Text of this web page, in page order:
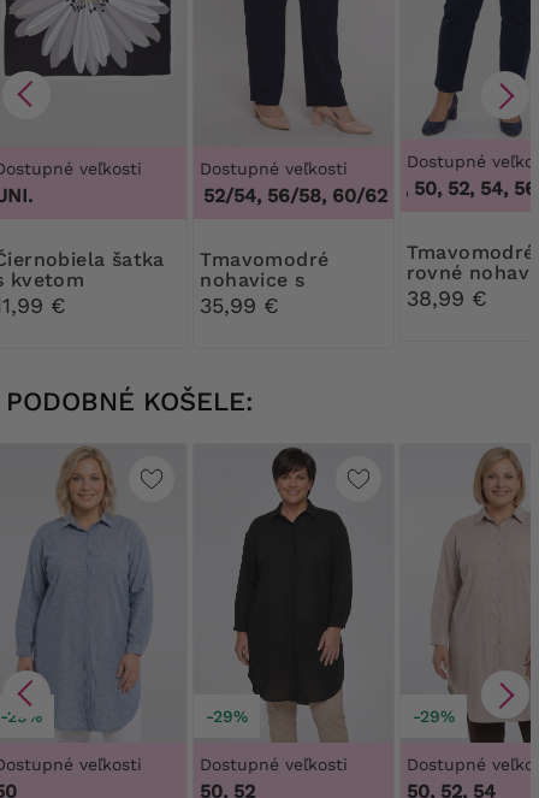
veľkosti
kvetom
€
Dostupné veľkosti
48/50, 52/54, 56/58, 60/62,48/50, 52/54,
Tmavomodré
nohavice s
rozparkom na
nohavici
35,99 €
Dostupné
46, 48, 50, 52, 54, 56,
Tmavomodré
rovné
38,99 €
PODOBNÉ KOŠELE:
-29%
veľkosti
-29%
Dostupné veľkosti
50, 52
-29%
Dostupné
50, 52, 54